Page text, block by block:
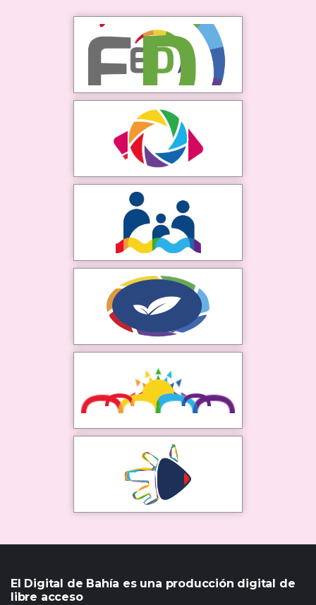
El Digital de Bahía es una producción digital de
libre acceso